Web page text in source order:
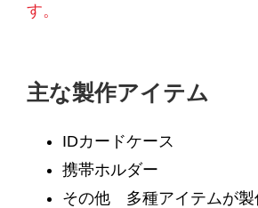
す。
主な製作アイテム
IDカードケース
携帯ホルダー
その他 多種アイテムが製